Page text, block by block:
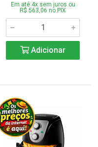
Em até 4x sem juros ou
R$ 563,06 no PIX
Adicionar